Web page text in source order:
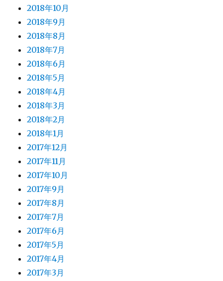
2018年10月
2018年9月
2018年8月
2018年7月
2018年6月
2018年5月
2018年4月
2018年3月
2018年2月
2018年1月
2017年12月
2017年11月
2017年10月
2017年9月
2017年8月
2017年7月
2017年6月
2017年5月
2017年4月
2017年3月